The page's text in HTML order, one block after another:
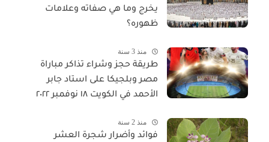
يخرج وما هي صفاته وعلامات
ظهوره؟
منذ 3 سنة
طريقة حجز وشراء تذاكر مباراة
مصر وبلجيكا على استاد جابر
الأحمد في الكويت ١٨ نوفمبر ٢٠٢٢
منذ 2 سنة
فوائد وأضرار شجرة العشر